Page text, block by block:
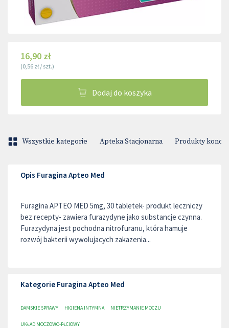
16,90 zł
(0,56 zł / szt.)
Dodaj do koszyka
Wszystkie kategorie Apteka Stacjonarna Produkty
Opis Furagina Apteo Med
Furagina APTEO MED 5mg, 30 tabletek- produkt leczniczy
bez recepty- zawiera furazydyne jako substancje czynna.
Furazydyna jest pochodna nitrofuranu, która hamuje
rozwój bakterii wywolujacych zakazenia...
Kategorie Furagina Apteo Med
DAMSKIE SPRAWY HIGIENA INTYMNA NIETRZYMANIE MOCZU
UKŁAD MOCZOWO-PŁCIOWY